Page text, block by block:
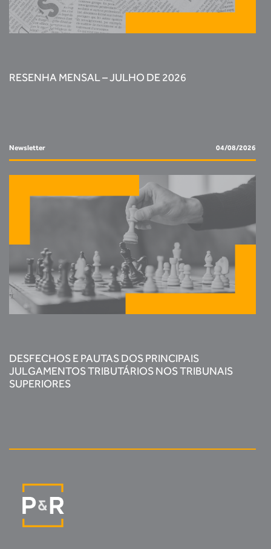
RESENHA MENSAL – JULHO DE 2026
Newsletter 04/08/2026
DESFECHOS E PAUTAS DOS PRINCIPAIS
JULGAMENTOS TRIBUTÁRIOS NOS TRIBUNAIS
SUPERIORES